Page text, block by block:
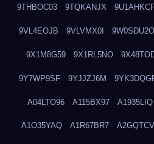
9THBOC03 9TQKANJX
9VL4EOJB 9VLVMX0I 9W0SDU2O
9X1M8G59 9X1RL5NO
9Y7WP9SF 9YJJZJ6M
A04LTO96 A115BX97 A1935LIQ
A1O35YAQ A1R67BR7